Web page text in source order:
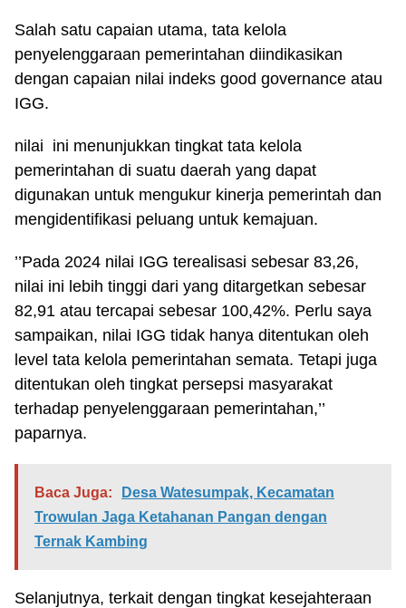
Salah satu capaian utama, tata kelola
penyelenggaraan pemerintahan diindikasikan
dengan capaian nilai indeks good governance atau
IGG.
nilai ini menunjukkan tingkat tata kelola
pemerintahan di suatu daerah yang dapat
digunakan untuk mengukur kinerja pemerintah dan
mengidentifikasi peluang untuk kemajuan.
’’Pada 2024 nilai IGG terealisasi sebesar 83,26,
nilai ini lebih tinggi dari yang ditargetkan sebesar
82,91 atau tercapai sebesar 100,42%. Perlu saya
sampaikan, nilai IGG tidak hanya ditentukan oleh
level tata kelola pemerintahan semata. Tetapi juga
ditentukan oleh tingkat persepsi masyarakat
terhadap penyelenggaraan pemerintahan,’’
paparnya.
Baca Juga:
Desa Watesumpak, Kecamatan
Trowulan Jaga Ketahanan Pangan dengan
Ternak Kambing
Selanjutnya, terkait dengan tingkat kesejahteraan